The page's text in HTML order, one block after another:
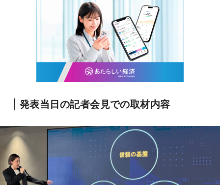
発表当日の記者会見での取材内容